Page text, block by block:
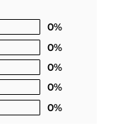
0%
0%
0%
0%
0%